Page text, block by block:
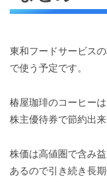
東和フードサービス
で使う予定です。
椿屋珈琲のコーヒー
株主優待券で節約出
株価は高値圏で含み
あるので引き続き長期